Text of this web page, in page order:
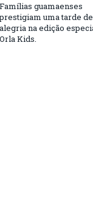
Famílias guamaenses
prestigiam uma tarde
alegria na edição
Orla Kids.